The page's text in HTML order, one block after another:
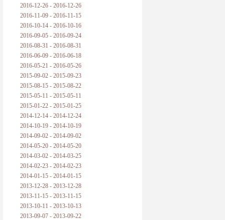
2016-12-26 - 2016-12-26
2016-11-09 - 2016-11-15
2016-10-14 - 2016-10-16
2016-09-05 - 2016-09-24
2016-08-31 - 2016-08-31
2016-06-09 - 2016-06-18
2016-05-21 - 2016-05-26
2015-09-02 - 2015-09-23
2015-08-15 - 2015-08-22
2015-05-11 - 2015-05-11
2015-01-22 - 2015-01-25
2014-12-14 - 2014-12-24
2014-10-19 - 2014-10-19
2014-09-02 - 2014-09-02
2014-05-20 - 2014-05-20
2014-03-02 - 2014-03-25
2014-02-23 - 2014-02-23
2014-01-15 - 2014-01-15
2013-12-28 - 2013-12-28
2013-11-15 - 2013-11-15
2013-10-11 - 2013-10-13
2013-09-07 - 2013-09-22